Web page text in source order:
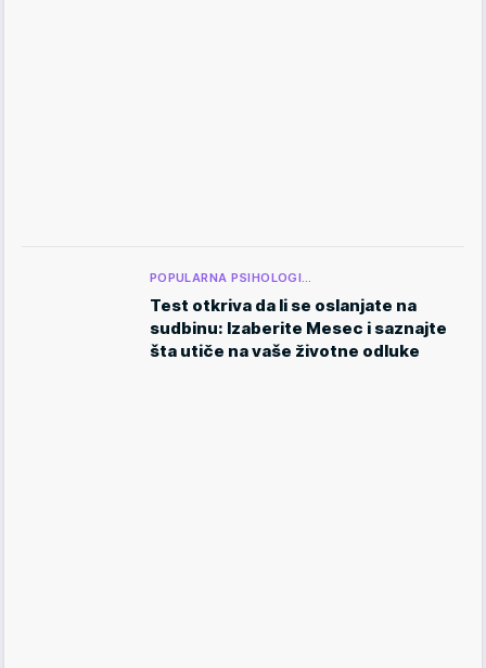
POPULARNA PSIHOLOGI…
Test otkriva da li se oslanjate na
sudbinu: Izaberite Mesec i saznajte
šta utiče na vaše životne odluke